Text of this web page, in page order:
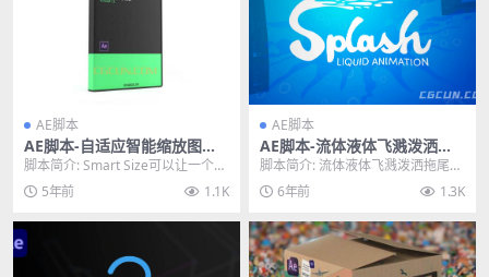
AE脚本
AE脚本-自适应智能缩放图层
工具脚本 Ukramedia–Smart
Size v1.2
脚本简介: Smart Size可以让一个图
层随着另外一个图层的缩放而缩
放，比如...
5年前 1.1K
AE脚本
AE脚本-流体液体飞溅泼洒拖
尾MG动画脚本 Splash v1.01
Win/Mac
脚本简介: 流体液体飞溅泼洒拖尾M
G动画AE脚本 Splash v1.01，可
以...6年前 1.3K